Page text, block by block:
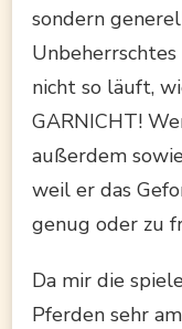
sondern
nicht so läuft,
GARNICHT!
außerdem
weil er das
genug oder zu
Da mir die
Pferden sehr